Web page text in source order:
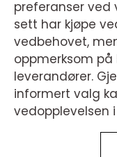
preferanser ved
sett har kjøpe
vedbehovet,
oppmerksom
leverandører.
informert valg
vedopplevelsen